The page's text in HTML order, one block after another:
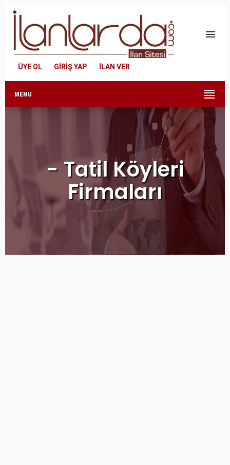
menu
ÜYE OL GİRİŞ YAP İLAN VER
MENU
- Tatil Köyleri
Firmaları